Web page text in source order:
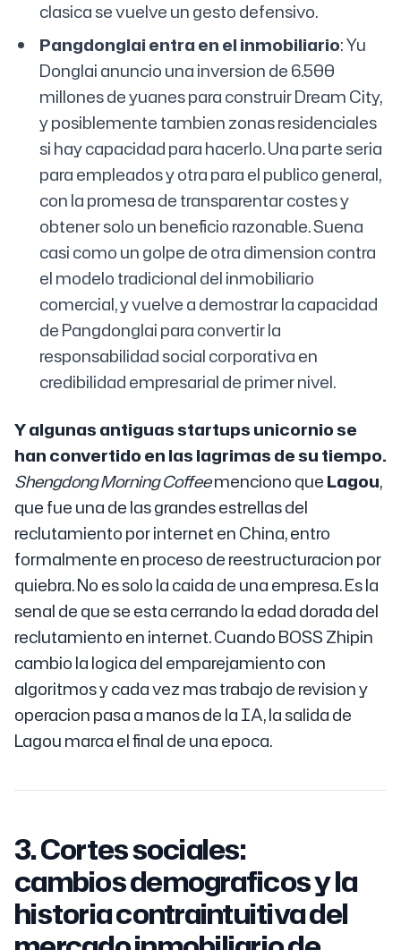
clasica se vuelve un gesto defensivo.
Pangdonglai entra en el inmobiliario: Yu
Donglai anuncio una inversion de 6.500
millones de yuanes para construir Dream City,
y posiblemente tambien zonas residenciales
si hay capacidad para hacerlo. Una parte seria
para empleados y otra para el publico general,
con la promesa de transparentar costes y
obtener solo un beneficio razonable. Suena
casi como un golpe de otra dimension contra
el modelo tradicional del inmobiliario
comercial, y vuelve a demostrar la capacidad
de Pangdonglai para convertir la
responsabilidad social corporativa en
credibilidad empresarial de primer nivel.
Y algunas antiguas startups unicornio se
han convertido en las lagrimas de su tiempo.
Shengdong Morning Coffeemenciono queLagou,
que fue una de las grandes estrellas del
reclutamiento por internet en China, entro
formalmente en proceso de reestructuracion por
quiebra. No es solo la caida de una empresa. Es la
senal de que se esta cerrando la edad dorada del
reclutamiento en internet. Cuando BOSS Zhipin
cambio la logica del emparejamiento con
algoritmos y cada vez mas trabajo de revision y
operacion pasa a manos de la IA, la salida de
Lagou marca el final de una epoca.
3. Cortes sociales:
cambios demograficos y la
historia contraintuitiva del